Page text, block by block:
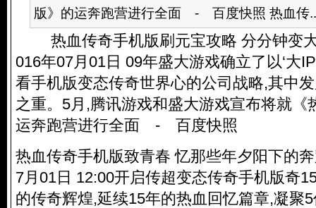
版》的运奔跑营进行全面 - 百度快照 热血传
热血传奇手机版刷元宝攻略 分分钟变
016年07月01日 09年盛大游戏确立了以‘大
看手机版变态传奇世界心的公司战略,其中
之重。5月,腾讯游戏和盛大游戏宣布将就《
运奔跑营进行全面 - 百度快照
热血传奇手机版致青春 忆那些年夕阳下的
7月01日 12:00开启传超变态传奇手机版奇
的传奇辉煌,延续15年的热血回忆篇章,凝聚